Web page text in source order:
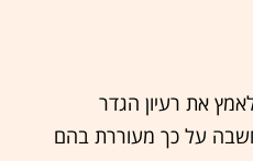
את רעיון הגדר
על כך מעוררת בהם